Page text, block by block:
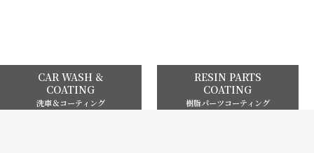
CAR WASH &
COATING
洗車＆コーティング
RESIN PARTS
COATING
樹脂パーツコーティング